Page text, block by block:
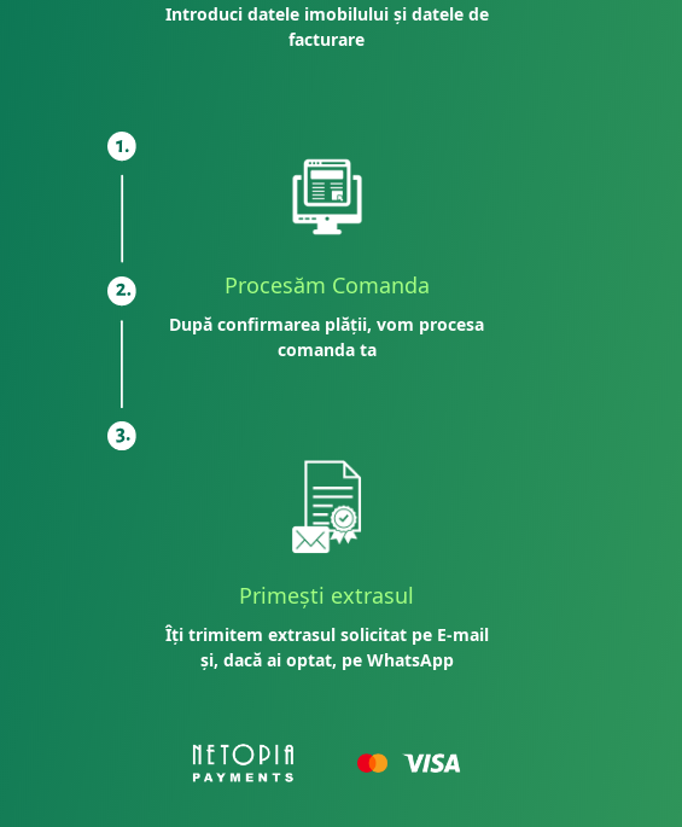
Introduci datele imobilului și datele de
facturare
Procesăm Comanda
După confirmarea plății, vom procesa
comanda ta
Primești extrasul
Îți trimitem extrasul solicitat pe E-mail
și, dacă ai optat, pe WhatsApp